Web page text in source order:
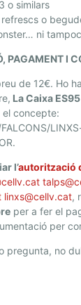
o similars
o
ni
PAGAMENT I
de 12€. Ho
La Caixa
el concepte:
l’autorització
linxs@cellv.cat,
per a fer el
per
pregunta, no